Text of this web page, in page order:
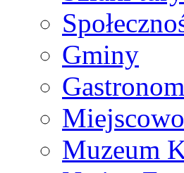
Gminy
Muzeum